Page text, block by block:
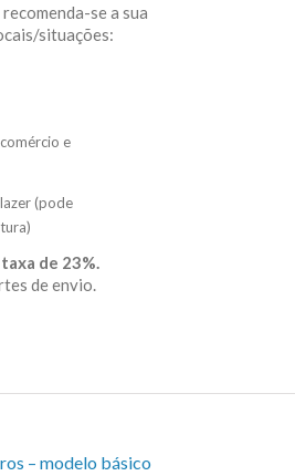
se a sua
situações:
e
(pode
de 23%.
de envio.
– modelo básico